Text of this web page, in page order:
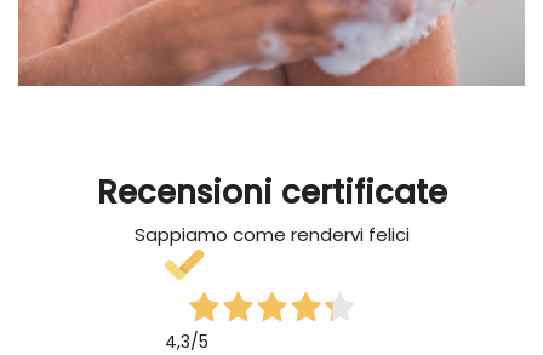
Recensioni certificate
Sappiamo come rendervi felici
4,3/5